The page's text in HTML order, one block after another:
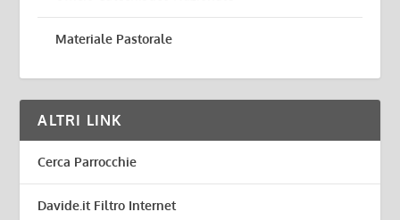
Materiale Pastorale
ALTRI LINK
Cerca Parrocchie
Davide.it Filtro Internet